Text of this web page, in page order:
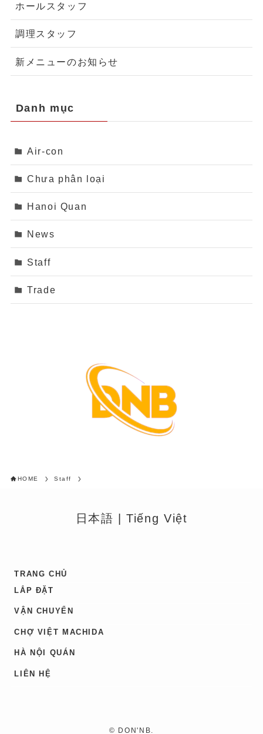
ホールスタッフ
調理スタッフ
新メニューのお知らせ
Danh mục
Air-con
Chưa phân loại
Hanoi Quan
News
Staff
Trade
HOME Staff
日本語 |Tiếng Việt
TRANG CHỦ
LẮP ĐẶT
VẬN CHUYỂN
CHỢ VIỆT MACHIDA
HÀ NỘI QUÁN
LIÊN HỆ
© DON'NB.